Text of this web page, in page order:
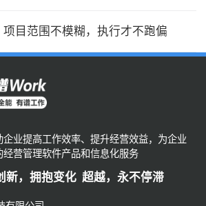
项目范围不模糊，执行才不跑偏
业提高工作效率、提升经营效益，为企业
营管理软件产品和信息化服务
新，拥抱变化 超越，永不停滞